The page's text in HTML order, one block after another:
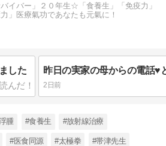
バイバー」２０年生☆「食養生」「免疫力」
力」医療氣功であなたも元氣に！
した
2日前
腫 #食養生 #放射線治療
#医食同源 #太極拳 #帯津先生